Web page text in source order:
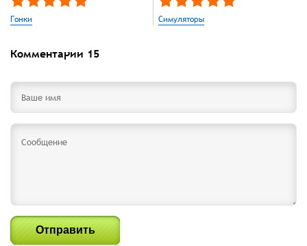
Гонки Симуляторы
Комментарии 15
Отправить